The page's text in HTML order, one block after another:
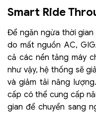
Smart Ride
Để ngăn ngừa thời
do mất nguồn AC,
cả các nền tảng máy
như vậy, hệ thống sẽ
và giảm tải năng
cấp có thể cung cấp
gian để chuyển sang